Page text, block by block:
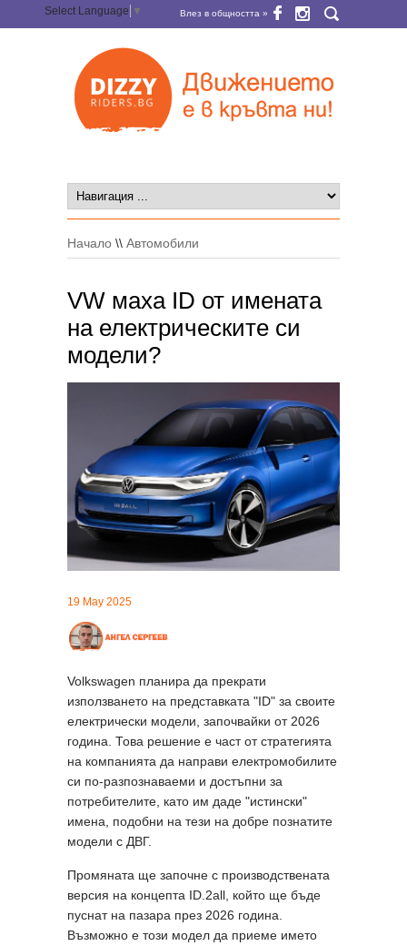
Select Language ▼ Влез в общността »
Начало \\ Автомобили
VW маха ID от имената
на електрическите си
модели?
19 May 2025
Volkswagen планира да прекрати
използването на представката "ID" за своите
електрически модели, започвайки от 2026
година. Това решение е част от стратегията
на компанията да направи електромобилите
си по-разпознаваеми и достъпни за
потребителите, като им даде "истински"
имена, подобни на тези на добре познатите
модели с ДВГ.
Промяната ще започне с производствената
версия на концепта ID.2all, който ще бъде
пуснат на пазара през 2026 година.
Възможно е този модел да приеме името